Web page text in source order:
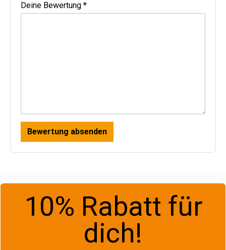
Deine Bewertung *
Bewertung absenden
10% Rabatt für
dich!